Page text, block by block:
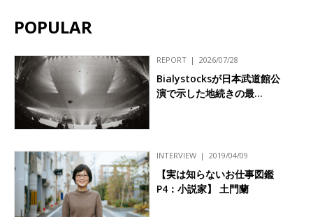
POPULAR
REPORT 2026/07/28
Bialystocksが日本武道館公
演で示した地続きの最…
INTERVIEW 2019/04/09
【実は知らないお仕事図鑑
P4：小説家】 土門蘭